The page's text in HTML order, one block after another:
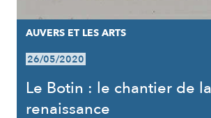
AUVERS ET LES ARTS
26/05/2020
Le Botin : le chantier de la
renaissance